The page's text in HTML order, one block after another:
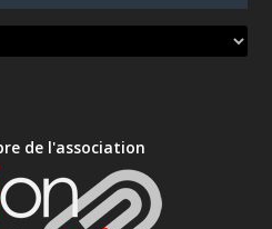
de l'association